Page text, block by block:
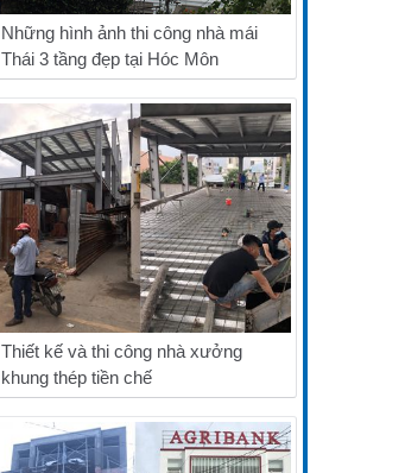
Những hình ảnh thi công nhà mái
Thái 3 tầng đẹp tại Hóc Môn
Thiết kế và thi công nhà xưởng
khung thép tiền chế